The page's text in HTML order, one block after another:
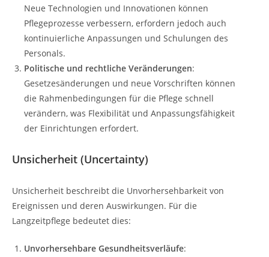
Neue Technologien und Innovationen können
Pflegeprozesse verbessern, erfordern jedoch auch
kontinuierliche Anpassungen und Schulungen des
Personals.
Politische und rechtliche Veränderungen:
Gesetzesänderungen und neue Vorschriften können
die Rahmenbedingungen für die Pflege schnell
verändern, was Flexibilität und Anpassungsfähigkeit
der Einrichtungen erfordert.
Unsicherheit (Uncertainty)
Unsicherheit beschreibt die Unvorhersehbarkeit von
Ereignissen und deren Auswirkungen. Für die
Langzeitpflege bedeutet dies:
Unvorhersehbare Gesundheitsverläufe: